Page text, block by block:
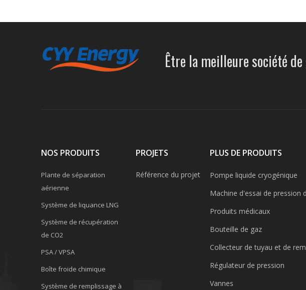
Être la meilleure société
NOS PRODUITS
Plante de séparation
aérienne
Système de liquance LNG
Système de récupération
de CO2
PSA / VPSA
Boîte froide chimique
Système de remplissage à
PROJETS
Référence du projet
PLUS DE PRODUITS
Pompe liquide cryogénique
Machine d'essai de pression
Produits médicaux
Bouteille de gaz
Collecteur de tuyau et de
Régulateur de pression
Vannes